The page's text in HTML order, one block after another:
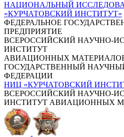
НАЦИОНАЛЬНЫЙ
«КУРЧАТОВСКИЙ ИНСТИТУТ»
ФЕДЕРАЛЬНОЕ
ПРЕДПРИЯТИЕ
ВСЕРОССИЙСКИЙ НАУЧНО-
ИНСТИТУТ
АВИАЦИОННЫХ
ГОСУДАРСТВЕННЫЙ
ФЕДЕРАЦИИ
НИЦ «КУРЧАТОВСКИЙ
ВСЕРОССИЙСКИЙ НАУЧНО-
ИНСТИТУТ АВИАЦИОННЫХ